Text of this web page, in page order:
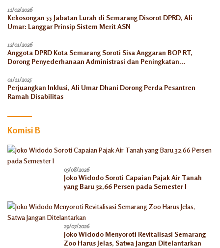
11/02/2026
Kekosongan 55 Jabatan Lurah di Semarang Disorot DPRD, Ali
Umar: Langgar Prinsip Sistem Merit ASN
12/01/2026
Anggota DPRD Kota Semarang Soroti Sisa Anggaran BOP RT,
Dorong Penyederhanaan Administrasi dan Peningkatan
01/11/2025
Perjuangkan Inklusi, Ali Umar Dhani Dorong Perda Pesantren
Ramah Disabilitas
Komisi B
05/08/2026
Joko Widodo Soroti Capaian Pajak Air Tanah
yang Baru 32,66 Persen pada Semester I
29/07/2026
Joko Widodo Menyoroti Revitalisasi Semarang
Zoo Harus Jelas, Satwa Jangan Ditelantarkan